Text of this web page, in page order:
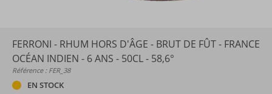
FERRONI - RHUM HORS D'ÂGE - BRUT DE FÛT - FRANCE
OCÉAN INDIEN - 6 ANS - 50CL - 58,6°
Référence : FER_38
EN STOCK